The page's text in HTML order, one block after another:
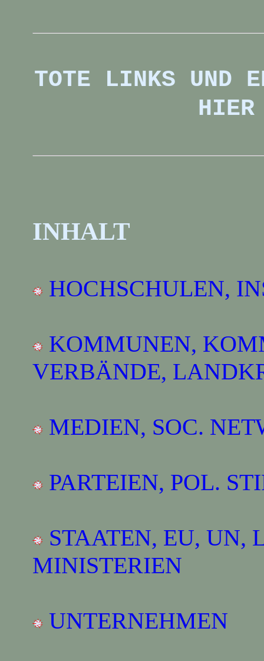
TOTE LINKS UND
INHALT
HOCHSCHULEN,
KOMMUNEN,
VERBÄNDE,
MEDIEN, SOC.
PARTEIEN, POL.
STAATEN, EU, UN,
MINISTERIEN
UNTERNEHMEN